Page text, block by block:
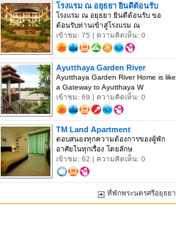
โรงแรม ณ อยุธยา ยินดีต้อนรับ
โรงแรม ณ อยุธยา ยินดีต้อนรับ ขอ
ต้อนรับท่านเข้าสู่โรงแรม ณ
เข้าชม: 75 | ความคิดเห็น: 0
Ayutthaya Garden River
Ayutthaya Garden River Home is like
a Gateway to Ayutthaya W
เข้าชม: 69 | ความคิดเห็น: 0
TM Land Apartment
ตอบสนองทุกความต้องการของผู้พัก
อาศัยในทุกเรื่อง โดยลักษ
เข้าชม: 62 | ความคิดเห็น: 0
ที่พักพระนครศรีอยุธยา